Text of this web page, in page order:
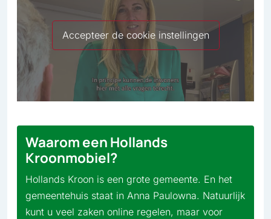
Accepteer de cookie instellingen
Waarom een Hollands
Kroonmobiel?
Hollands Kroon is een grote gemeente. En het
gemeentehuis staat in Anna Paulowna. Natuurlijk
kunt u veel zaken online regelen, maar voor